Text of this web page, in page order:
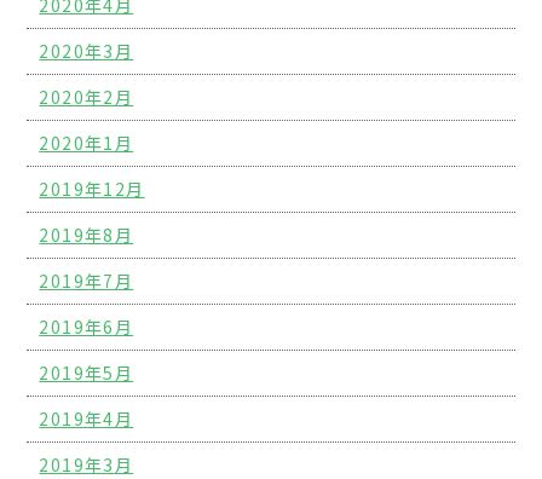
2020年4月
2020年3月
2020年2月
2020年1月
2019年12月
2019年8月
2019年7月
2019年6月
2019年5月
2019年4月
2019年3月